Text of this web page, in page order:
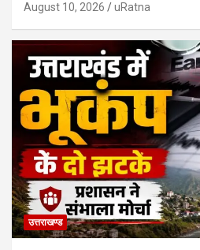
August 10, 2026 uRatna
उत्तराखण्ड